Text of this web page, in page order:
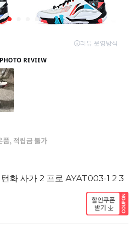
화 사가 2 프로 AYAT003-1 2 3